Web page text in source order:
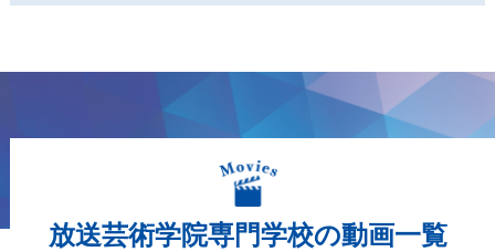
放送芸術学院専門学校の動画一覧